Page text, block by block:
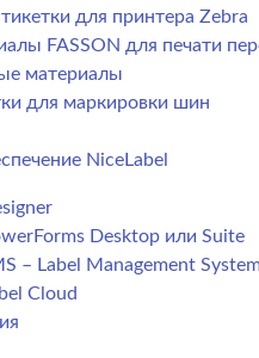
для принтера Zebra
FASSON для печати
материалы
для маркировки шин
NiceLabel
Desktop или Suite
– Label Management
Cloud